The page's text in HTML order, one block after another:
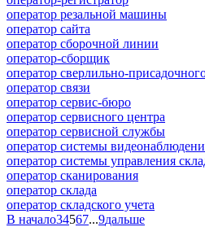
оператор резальной машины
оператор сайта
оператор сборочной линии
оператор-сборщик
оператор сверлильно-
оператор связи
оператор сервис-бюро
оператор сервисного центра
оператор сервисной службы
оператор системы
оператор системы управления
оператор сканирования
оператор склада
оператор складского учета
В начало34567...9дальше